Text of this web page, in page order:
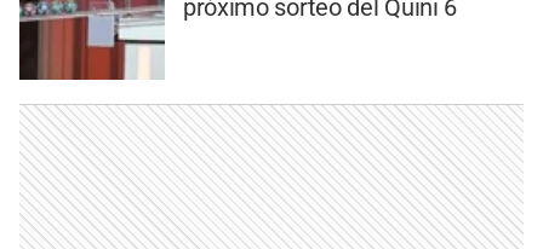
próximo sorteo del Quini 6